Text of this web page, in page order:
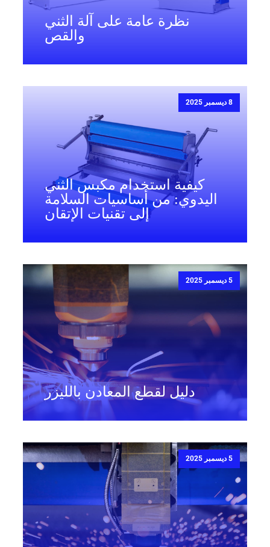
نظرة عامة على آلة الثني
والقص
8 ديسمبر 2025
كيفية استخدام مكبس الثني
اليدوي: من أساسيات السلامة
إلى تقنيات الإتقان
5 ديسمبر 2025
دليل لقطع المعادن بالليزر
5 ديسمبر 2025